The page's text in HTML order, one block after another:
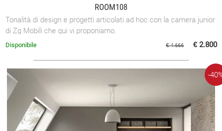
ROOM108
Tonalità di design e progetti articolati ad hoc con la camera junior
di Zg Mobili che qui vi proponiamo.
€ 4.666 € 2.800
Disponibile
-